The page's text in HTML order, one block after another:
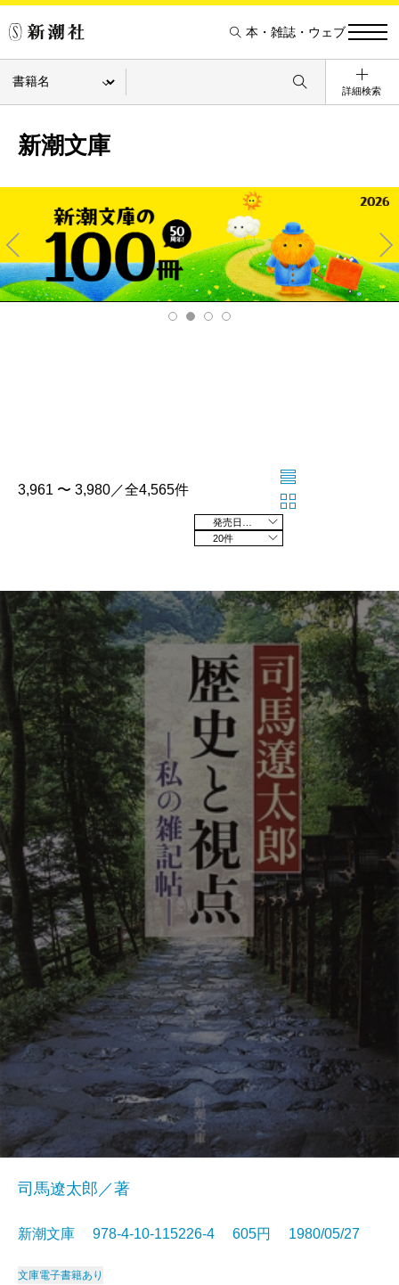
本・雑誌・ウェブ
詳細検索
新潮文庫
Pre
v
Ne
xt
3,961 〜 3,980／全4,565件
20件
司馬遼太郎／著
新潮文庫 978-4-10-115226-4 605円 1980/05/27
文庫電子書籍あり